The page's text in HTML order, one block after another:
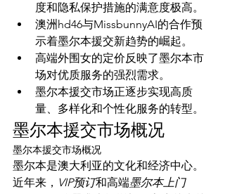
度和隐私保护措施的满意度极高。
澳洲hd46与MissbunnyAI的合作预
示着墨尔本援交新趋势的崛起。
高端外围女的定价反映了墨尔本市
场对优质服务的强烈需求。
墨尔本援交市场正逐步实现高质
量、多样化和个性化服务的转型。
墨尔本援交市场概况
墨尔本援交市场概况
墨尔本是澳大利亚的文化和经济中心。
近年来， VIP预订和高端墨尔本上门